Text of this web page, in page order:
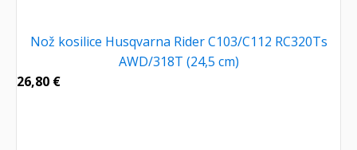
Nož kosilice Husqvarna Rider C103/C112 RC320Ts
AWD/318T (24,5 cm)
26,80 €